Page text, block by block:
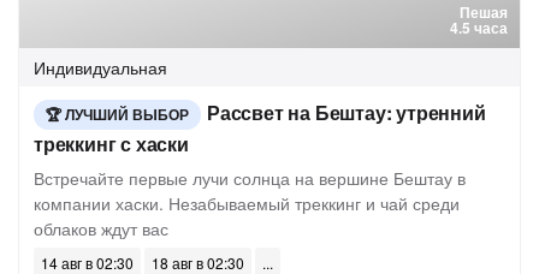
Пешая
4.5 часа
Индивидуальная
ЛУЧШИЙ ВЫБОР
Рассвет на Бештау: утренний
треккинг с хаски
Встречайте первые лучи солнца на вершине Бештау в
компании хаски. Незабываемый треккинг и чай среди
облаков ждут вас
14 авг в 02:30
18 авг в 02:30